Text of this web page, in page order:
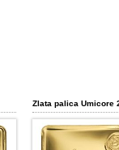
Zlata palica Umicore